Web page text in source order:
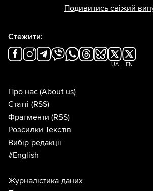
Подивитись свіжий
Стежити:
UA EN
Про нас (About us)
Статті (RSS)
Фрагменти (RSS)
Розсилки Текстів
Вибір редакції
#English
Журналістика даних